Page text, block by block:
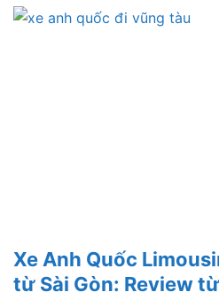
Xe Anh Quốc
từ Sài Gòn: Review